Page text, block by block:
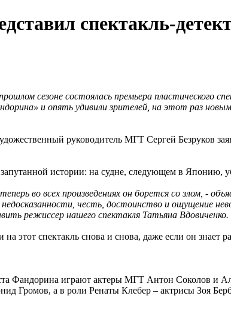
спектакль-
сезоне состоялась премьера пластического
и опять удивили зрителей, на этот раз
руководитель МГТ Сергей Безруков
истории: на судне, следующем в Японию,
во всех произведениях он борется со злом, -
честь, достоинство и ощущение
режиссер нашего спектакля Татьяна Вдовиченко.
этот спектакль снова и снова, даже если он знает
Фандорина играют актеры МГТ Антон Соколов и
Громов, а в роли Ренаты Клебер – актрисы Зоя